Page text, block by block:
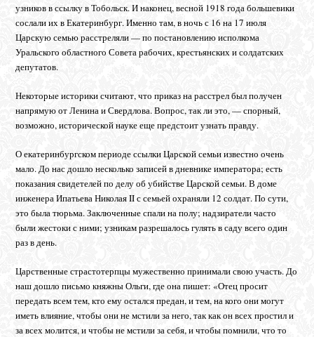
узников в ссылку в Тобольск. И наконец, весной 1918 года большевики
сослали их в Екатеринбург. Именно там, в ночь с 16 на 17 июля
Царскую семью расстреляли — по постановлению исполкома
Уральского областного Совета рабочих, крестьянских и солдатских
депутатов.
Некоторые историки считают, что приказ на расстрел был получен
напрямую от Ленина и Свердлова. Вопрос, так ли это, — спорный,
возможно, исторической науке еще предстоит узнать правду.
О екатеринбургском периоде ссылки Царской семьи известно очень
мало. До нас дошло несколько записей в дневнике императора; есть
показания свидетелей по делу об убийстве Царской семьи. В доме
инженера Ипатьева Николая II с семьей охраняли 12 солдат. По сути,
это была тюрьма. Заключенные спали на полу; надзиратели часто
были жестоки с ними; узникам разрешалось гулять в саду всего один
раз в день.
Царственные страстотерпцы мужественно принимали свою участь. До
наш дошло письмо княжны Ольги, где она пишет: «Отец просит
передать всем тем, кто ему остался предан, и тем, на кого они могут
иметь влияние, чтобы они не мстили за него, так как он всех простил и
за всех молится, и чтобы не мстили за себя, и чтобы помнили, что то